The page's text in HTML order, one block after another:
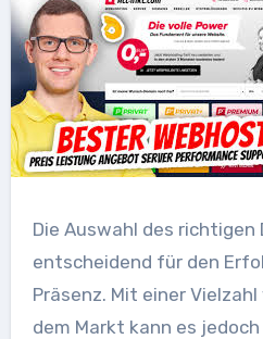
Die Auswahl des
entscheidend für den
Präsenz. Mit einer
dem Markt kann es